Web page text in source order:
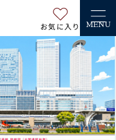
お気に入り MENU